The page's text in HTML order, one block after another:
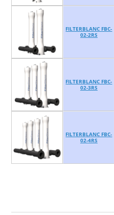
FILTERBLANC FBC-
02-2RS
FILTERBLANC FBC-
02-3RS
FILTERBLANC FBC-
02-4RS